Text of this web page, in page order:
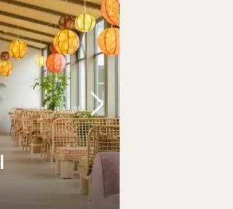
Næste billede